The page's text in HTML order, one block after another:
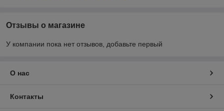
Отзывы о магазине
У компании пока нет отзывов, добавьте первый
О нас
Контакты